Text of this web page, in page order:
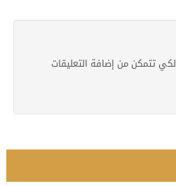
لكي تتمكن من إضافة التعليقات